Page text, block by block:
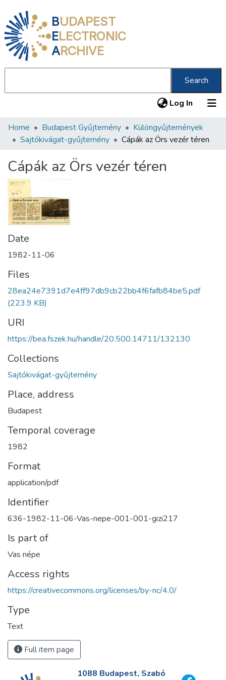
BUDAPEST
ELECTRONIC
ARCHIVE
Search
Log In (current)
Communities & Collections
Statistics
About us
Home Budapest Gyűjtemény
Különgyűjtemények
Sajtókivágat-gyűjtemény
Cápák az Örs vezér téren
Cápák az Örs vezér téren
Date
1982-11-06
Files
28ea24e7391d7e4ff97db9cb22bb4f6fafb84be5.pdf
(223.9 KB)
URI
https://bea.fszek.hu/handle/20.500.14711/132130
Collections
Sajtókivágat-gyűjtemény
Place, address
Budapest
Temporal coverage
1982
Format
application/pdf
Identifier
636-1982-11-06-Vas-nepe-001-001-gizi217
Is part of
Vas népe
Access rights
https://creativecommons.org/licenses/by-nc/4.0/
Type
Text
Full item page
1088 Budapest, Szabó